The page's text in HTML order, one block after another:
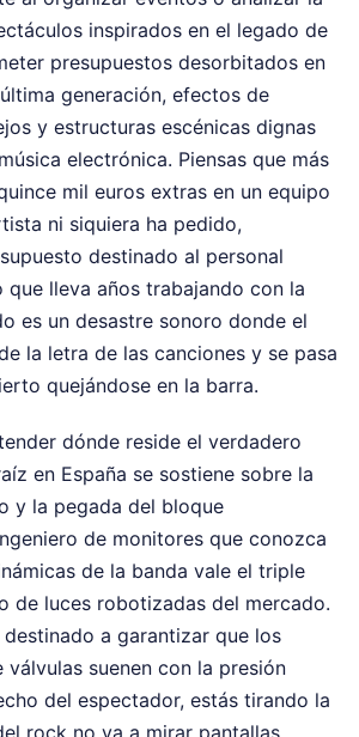
inspirados en el legado de
presupuestos desorbitados en
generación, efectos de
y estructuras escénicas dignas
electrónica. Piensas que más
mil euros extras en un equipo
ni siquiera ha pedido,
destinado al personal
lleva años trabajando con la
es un desastre sonoro donde el
la letra de las canciones y se pasa
quejándose en la barra.
dónde reside el verdadero
en España se sostiene sobre la
y la pegada del bloque
de monitores que conozca
de la banda vale el triple
de luces robotizadas del mercado.
a garantizar que los
suenen con la presión
del espectador, estás tirando la
rock no va a mirar pantallas